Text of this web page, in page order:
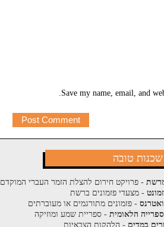
Save my name, email, and
שכנות טובה
- פרויקט חירום להצלת הזמר העברי המוקדם
- מצעדי פזמונים ברשת
- פזמונים מתורגמים או מעוברתים
הלאומית- ספריית שמע ומוזיקה
במדים - הלהקות הצבאיות